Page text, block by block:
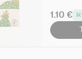
1.10 €